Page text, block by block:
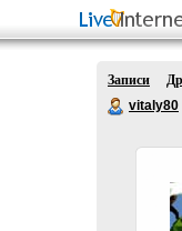
Записи
vitaly80